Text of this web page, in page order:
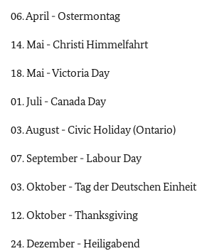
06. April - Ostermontag
14. Mai - Christi Himmelfahrt
18. Mai - Victoria Day
01. Juli - Canada Day
03. August - Civic Holiday (Ontario)
07. September - Labour Day
03. Oktober - Tag der Deutschen Einheit
12. Oktober - Thanksgiving
24. Dezember - Heiligabend